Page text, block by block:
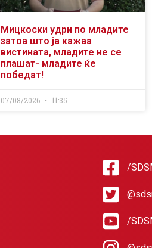
Мицкоски удри по младите
затоа што ја кажаа
вистината, младите не се
плашат- младите ќе
победат!
07/08/2026 11:35
/
/